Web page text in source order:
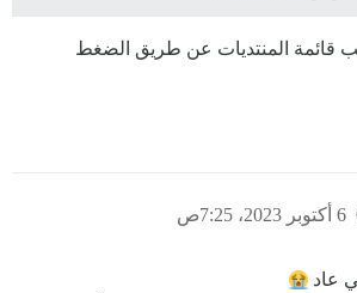
قائمة المنتديات عن طريق الضغط
6 أكتوبر 2023، 7:25ص
عاد